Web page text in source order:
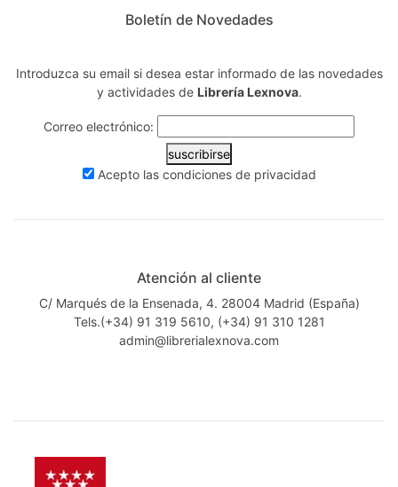
Boletín de Novedades
Introduzca su email si desea estar informado de las novedades
y actividades de Librería Lexnova.
Correo electrónico:
suscribirse
Acepto las condiciones de privacidad
Atención al cliente
C/ Marqués de la Ensenada, 4. 28004 Madrid (España)
Tels.(+34) 91 319 5610, (+34) 91 310 1281
admin@librerialexnova.com